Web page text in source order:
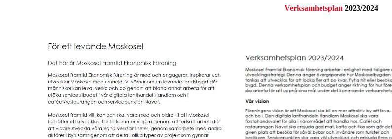
Verksamhetsplan 2023/2024